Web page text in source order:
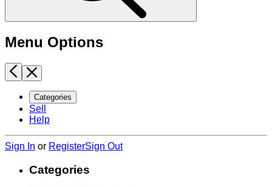
Menu Options
Categories
Sell
Help
Sign In or RegisterSign Out
Categories